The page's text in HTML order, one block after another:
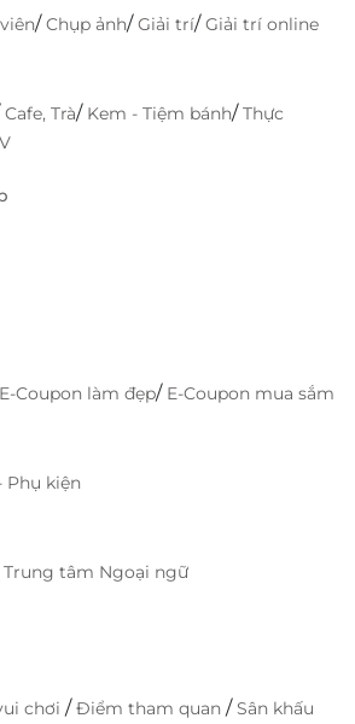
chuyên môn cao tư vấn cho bạn liệu trình
phù hợp nhất
bản, Paradise Spa hứa hẹn sẽ
khách hàng trải nghiệm dịch vụ
khám phá thêm nhiều deal hấp
LifeLink
/Chụp ảnh/Giải trí/Giải trí online
Cafe, Trà/ Kem - Tiệm bánh/Thực
E-Coupon làm đẹp/ E-Coupon mua sắm
Phụ kiện
Trung tâm Ngoại ngữ
chơi /Điểm tham quan /Sân khấu